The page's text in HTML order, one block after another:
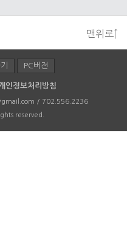
맨위로↑
PC버전
인정보처리방침
/ 702.556.2236
reserved.